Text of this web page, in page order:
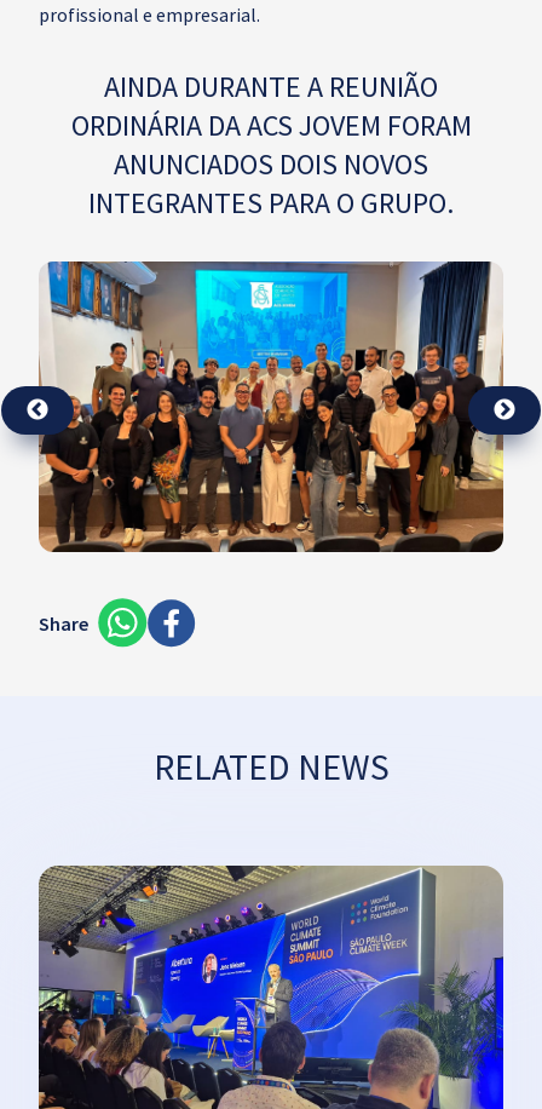
profissional e empresarial.
AINDA DURANTE A REUNIÃO
ORDINÁRIA DA ACS JOVEM FORAM
ANUNCIADOS DOIS NOVOS
INTEGRANTES PARA O GRUPO.
Share
RELATED NEWS